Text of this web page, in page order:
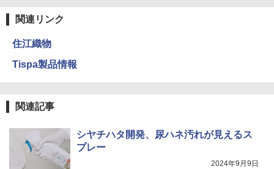
関連リンク
住江織物
Tispa製品情報
関連記事
シヤチハタ開発、尿ハネ汚れが見えるス
プレー
2024年9月9日